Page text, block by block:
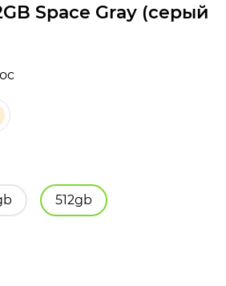
Space Gray (серый
512gb